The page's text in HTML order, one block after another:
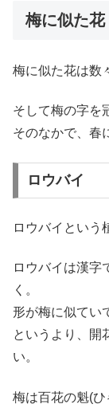
梅に似た花
梅に似た花は数
そして梅の字を
そのなかで、春
ロウバイ
ロウバイという
ロウバイは漢字
く。
形が梅に似てい
というより、開
い。
梅は百花の魁(